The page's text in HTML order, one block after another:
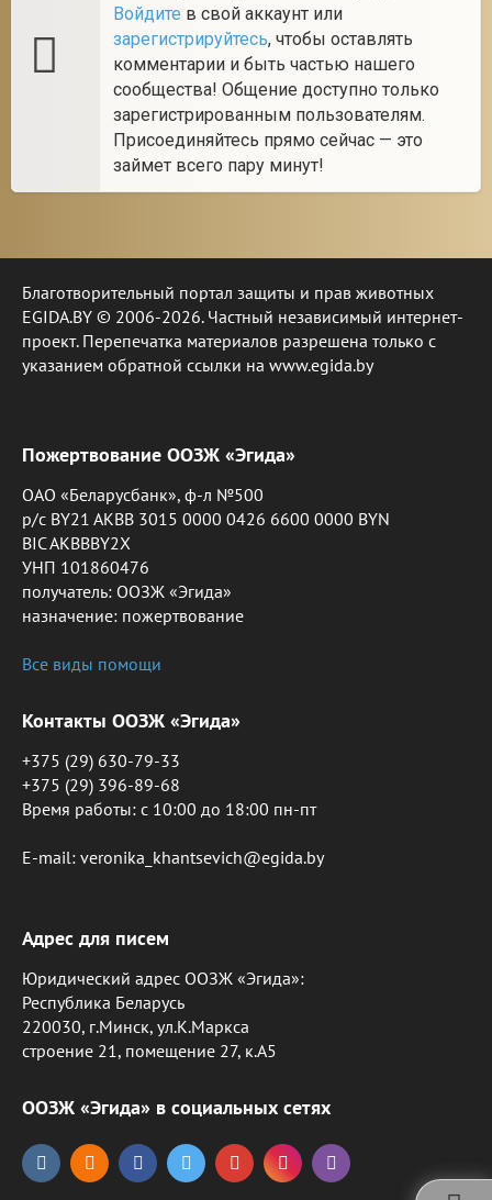
Войдите в свой аккаунт или
зарегистрируйтесь, чтобы оставлять
комментарии и быть частью нашего
сообщества! Общение доступно только
зарегистрированным пользователям.
Присоединяйтесь прямо сейчас — это
займет всего пару минут!
Благотворительный портал защиты и прав животных
EGIDA.BY © 2006-2026. Частный независимый интернет-
проект. Перепечатка материалов разрешена только с
указанием обратной ссылки на www.egida.by
Пожертвование ООЗЖ «Эгида»
ОАО «Беларусбанк», ф-л №500
р/с BY21 AKBB 3015 0000 0426 6600 0000 BYN
BIC AKBBBY2X
УНП 101860476
получатель: ООЗЖ «Эгида»
назначение: пожертвование
Все виды помощи
Контакты ООЗЖ «Эгида»
+375 (29) 630-79-33
+375 (29) 396-89-68
Время работы: c 10:00 до 18:00 пн-пт
E-mail: veronika_khantsevich@egida.by
Адрес для писем
Юридический адрес ООЗЖ «Эгида»:
Республика Беларусь
220030, г.Минск, ул.К.Маркса
строение 21, помещение 27, к.А5
ООЗЖ «Эгида» в социальных сетях